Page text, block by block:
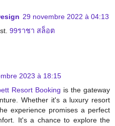
29 novembre 2022 à 04:13
99ราชา สล็อต
2023 à 18:15
Resort Booking is the gateway
Whether it's a luxury resort
experience promises a perfect
It's a chance to explore the